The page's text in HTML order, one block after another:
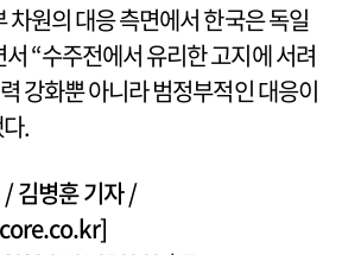
차원의 대응 측면에서 한국은 독일
“수주전에서 유리한 고지에 서려
강화뿐 아니라 범정부적인 대응이
.
김병훈 기자 /